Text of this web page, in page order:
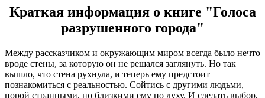
Краткая информация о книге "Голоса
разрушенного города"
Между рассказчиком и окружающим миром всегда было нечто
вроде стены, за которую он не решался заглянуть. Но так
вышло, что стена рухнула, и теперь ему предстоит
познакомиться с реальностью. Сойтись с другими людьми,
порой странными, но близкими ему по духу. И сделать выбор,